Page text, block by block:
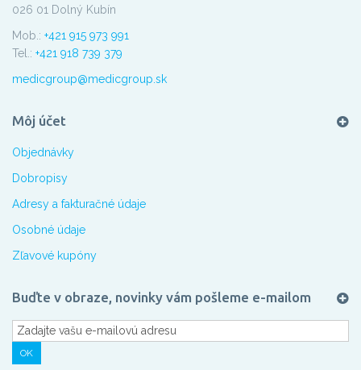
026 01 Dolný Kubín
Mob.: +421 915 973 991
Tel.: +421 918 739 379
medicgroup@medicgroup.sk
Môj účet
Objednávky
Dobropisy
Adresy a fakturačné údaje
Osobné údaje
Zľavové kupóny
Buďte v obraze, novinky vám pošleme e-mailom
OK